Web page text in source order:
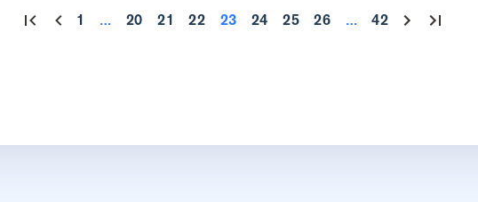
1 … 20 21 22 23 24 25 26 … 42